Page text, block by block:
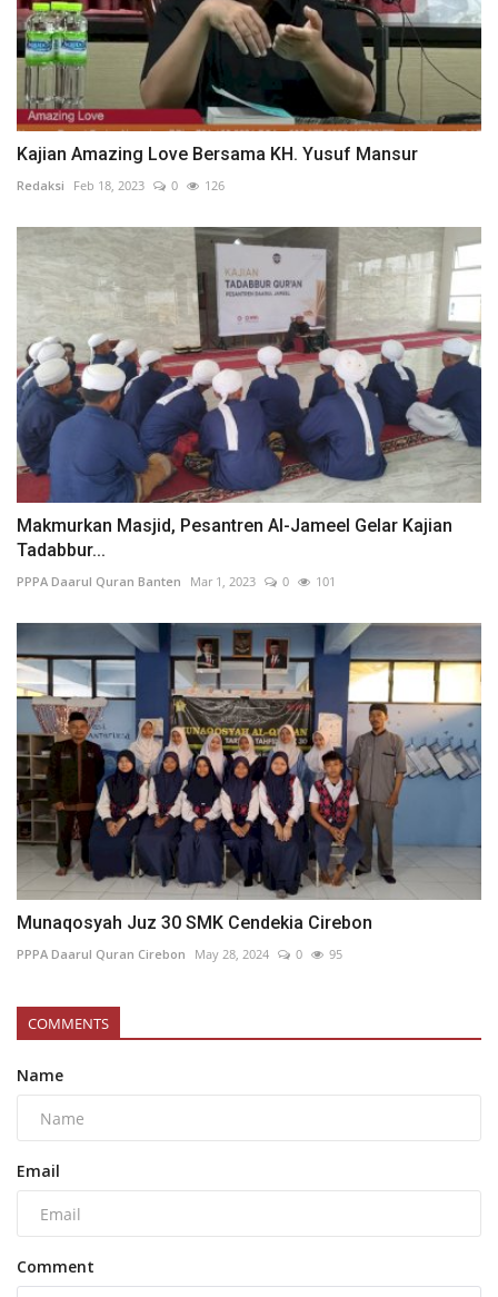
Kajian Amazing Love Bersama KH. Yusuf Mansur
Redaksi Feb 18, 2023 0 126
Makmurkan Masjid, Pesantren Al-Jameel Gelar Kajian
Tadabbur...
PPPA Daarul Quran Banten Mar 1, 2023 0 101
Munaqosyah Juz 30 SMK Cendekia Cirebon
PPPA Daarul Quran Cirebon May 28, 2024 0 95
COMMENTS
Name
Email
Comment